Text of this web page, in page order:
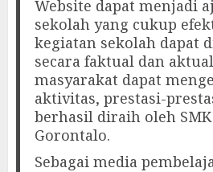
Website dapat menjadi
sekolah yang cukup
kegiatan sekolah dapat
secara faktual dan
masyarakat dapat
aktivitas, prestasi-
berhasil diraih oleh
Gorontalo.
Sebagai media